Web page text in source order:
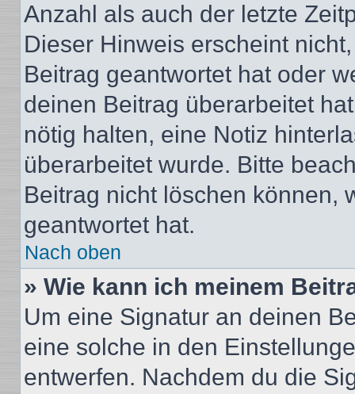
Anzahl als auch der letzte
Dieser Hinweis erscheint
Beitrag geantwortet hat oder
deinen Beitrag überarbeitet
nötig halten, eine Notiz
überarbeitet wurde. Bitte
Beitrag nicht löschen können,
geantwortet hat.
Nach oben
» Wie kann ich meinem
Um eine Signatur an deinen
eine solche in den
entwerfen. Nachdem du die